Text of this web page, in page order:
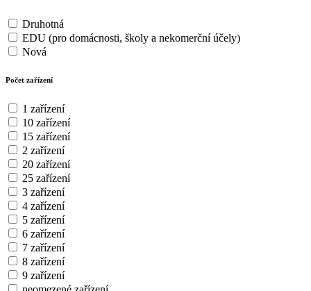
Druhotná
EDU (pro domácnosti, školy a nekomerční účely)
Nová
Počet zařízení
1 zařízení
10 zařízení
15 zařízení
2 zařízení
20 zařízení
25 zařízení
3 zařízení
4 zařízení
5 zařízení
6 zařízení
7 zařízení
8 zařízení
9 zařízení